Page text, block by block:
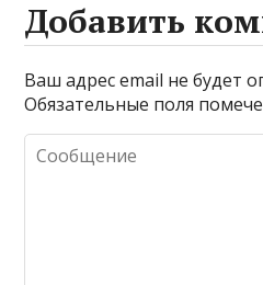
Добавить
Ваш адрес email не будет
Обязательные поля